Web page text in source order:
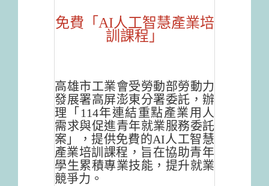
免費「AI人工智慧產業培
訓課程」
高雄市工業會受勞動部勞動力
發展署高屏澎東分署委託，辦
理「 114年連結重點產業用人
需求與促進青年就業服務委託
案」，提供免費的AI人工智慧
產業培訓課程， 旨在協助青年
學生累積專業技能，提升就業
競爭力。